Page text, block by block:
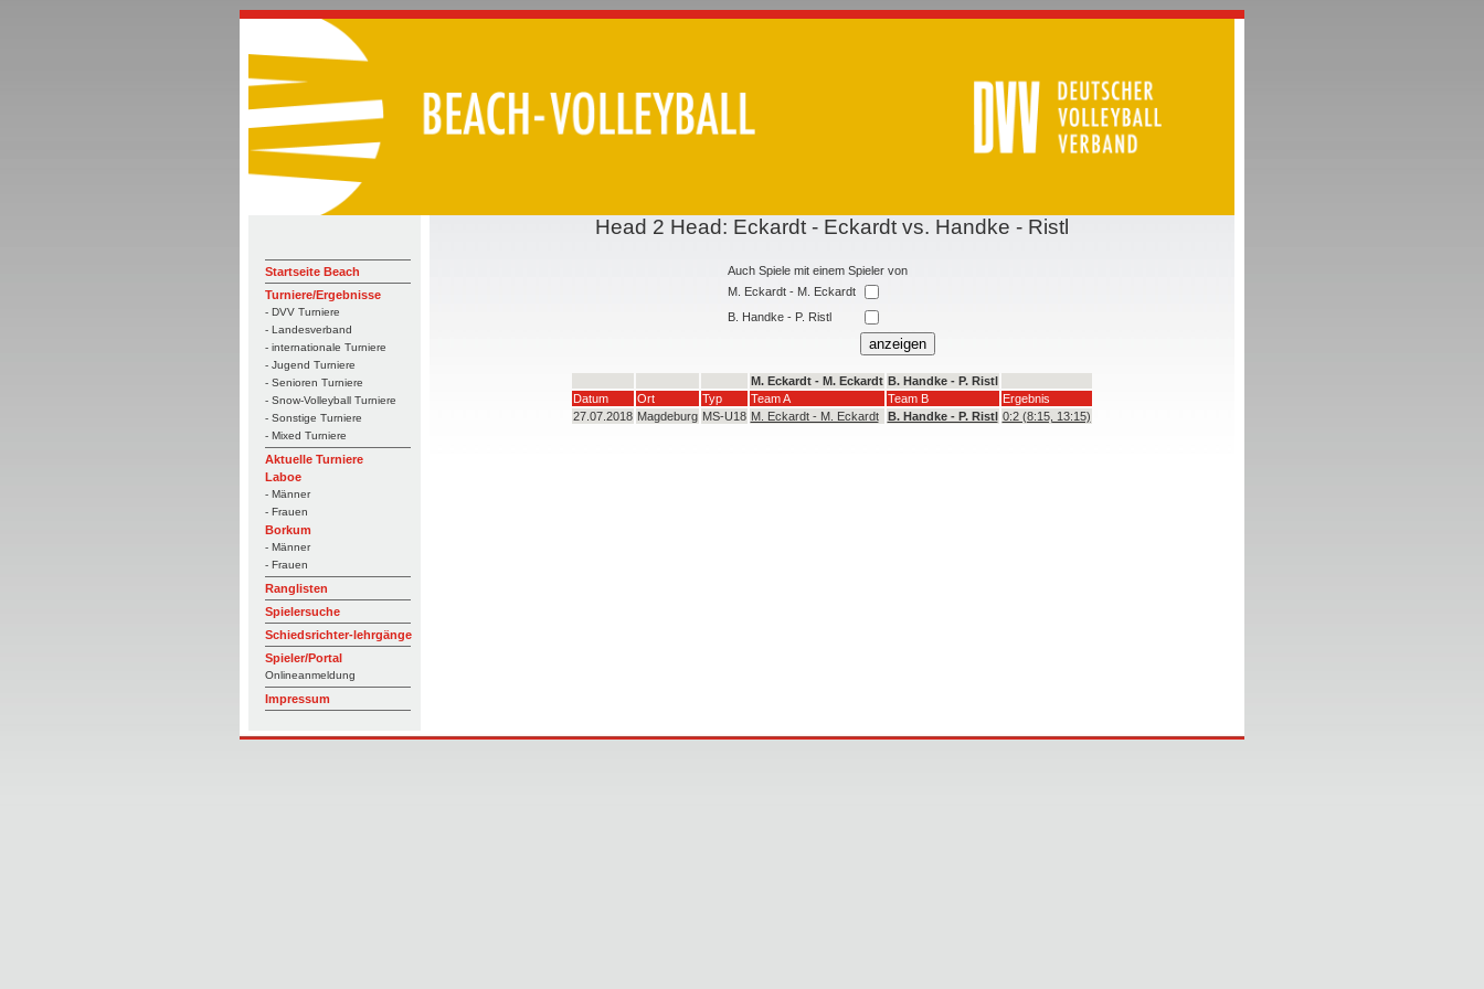
Startseite Beach
Turniere/Ergebnisse
- DVV Turniere
- Landesverband
- internationale Turniere
- Jugend Turniere
- Senioren Turniere
- Snow-Volleyball Turniere
- Sonstige Turniere
- Mixed Turniere
Aktuelle Turniere
Laboe
- Männer
- Frauen
Borkum
- Männer
- Frauen
Ranglisten
Spielersuche
Schiedsrichter-lehrgänge
Spieler/Portal
Onlineanmeldung
Impressum
Head 2 Head: Eckardt - Eckardt vs. Handke - Ristl
Auch Spiele mit einem Spieler von
M. Eckardt - M. Eckardt
B. Handke - P. Ristl
M. Eckardt - M. Eckardt B. Handke - P. Ristl
Datum
Ort Typ Team A Team B
Ergebnis
27.07.2018 Magdeburg MS-U18 M. Eckardt - M. Eckardt B. Handke - P. Ristl 0:2 (8:15, 13:15)